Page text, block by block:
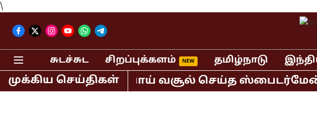
\
சுடச்சுட சிறப்புக்களம் தமிழ்நாடு
முக்கிய செய்திகள்
400 கோடி ரூபாய் வசூல் செய்த ஸ்பைடர்மேன்